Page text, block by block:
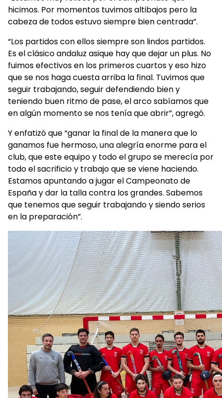
hicimos. Por momentos tuvimos altibajos pero la
cabeza de todos estuvo siempre bien centrada”.
“Los partidos con ellos siempre son lindos partidos.
Es el clásico andaluz asique hay que dejar un plus. No
fuimos efectivos en los primeros cuartos y eso hizo
que se nos haga cuesta arriba la final. Tuvimos que
seguir trabajando, seguir defendiendo bien y
teniendo buen ritmo de pase, el arco sabíamos que
en algún momento se nos tenía que abrir”, agregó.
Y enfatizó que “ganar la final de la manera que lo
ganamos fue hermoso, una alegría enorme para el
club, que este equipo y todo el grupo se merecía por
todo el sacrificio y trabajo que se viene haciendo.
Estamos apuntando a jugar el Campeonato de
España y dar la talla contra los grandes. Sabemos
que tenemos que seguir trabajando y siendo serios
en la preparación”.